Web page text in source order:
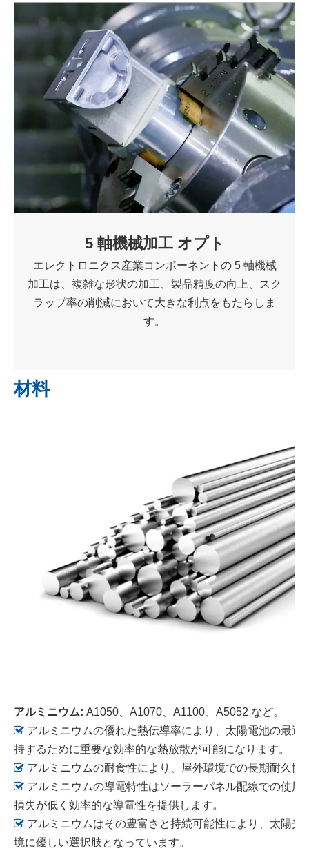
5 軸機械加工 オプト
エレクトロニクス産業コンポーネントの 5 軸機械
加工は、複雑な形状の加工、製品精度の向上、スク
ラップ率の削減において大きな利点をもたらしま
す。
材料
アルミニウム: A1050、A1070、A1100、A5052 など。
 アルミニウムの優れた熱伝導率により、太陽電池の最適
持するために重要な効率的な熱放散が可能になります。
 アルミニウムの耐食性により、屋外環境での長期耐久性
 アルミニウムの導電特性はソーラーパネル配線での使用
損失が低く効率的な導電性を提供します。
 アルミニウムはその豊富さと持続可能性により、太陽光
境に優しい選択肢となっています。